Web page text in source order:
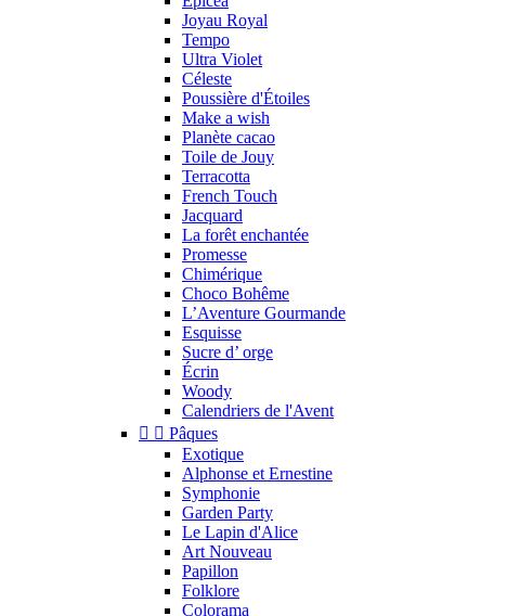
Joyau Royal
Tempo
Ultra Violet
Céleste
Poussière d'Étoiles
Make a wish
Planète cacao
Toile de Jouy
Terracotta
French Touch
Jacquard
La forêt enchantée
Promesse
Chimérique
Choco Bohême
L’Aventure Gourmande
Esquisse
Sucre d’ orge
Écrin
Woody
Calendriers de l'Avent
  Pâques
Exotique
Alphonse et Ernestine
Symphonie
Garden Party
Le Lapin d'Alice
Art Nouveau
Papillon
Folklore
Colorama